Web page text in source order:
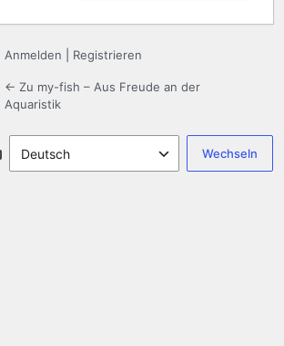
Anmelden Registrieren
← Zu my-fish – Aus Freude an der
Aquaristik
Sprache